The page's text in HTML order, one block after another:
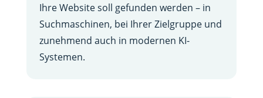
Ihre Website soll gefunden werden – in
Suchmaschinen, bei Ihrer Zielgruppe und
zunehmend auch in modernen KI-
Systemen.